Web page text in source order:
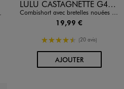
LULU CASTAGNETTE G4G D
Combishort avec bretelles nouées fille - LuluCastagnette
19,99 €
4.5/5 de moyenne
(20 avis)
AJOUTERAU PANIER